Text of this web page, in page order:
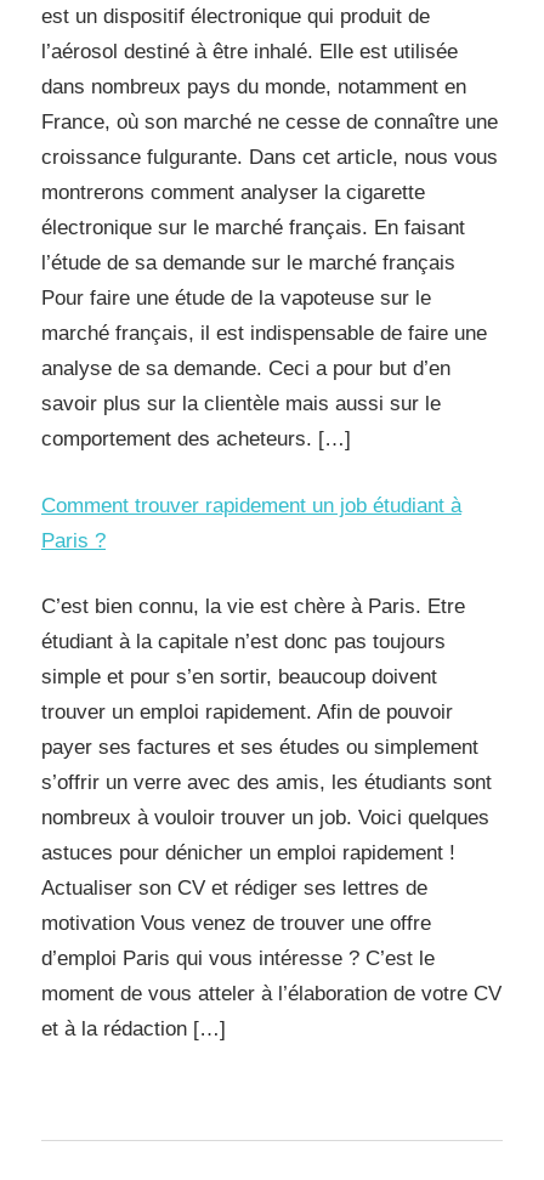
est un dispositif électronique qui produit de
l’aérosol destiné à être inhalé. Elle est utilisée
dans nombreux pays du monde, notamment en
France, où son marché ne cesse de connaître une
croissance fulgurante. Dans cet article, nous vous
montrerons comment analyser la cigarette
électronique sur le marché français. En faisant
l’étude de sa demande sur le marché français
Pour faire une étude de la vapoteuse sur le
marché français, il est indispensable de faire une
analyse de sa demande. Ceci a pour but d’en
savoir plus sur la clientèle mais aussi sur le
comportement des acheteurs. […]
Comment trouver rapidement un job étudiant à
Paris ?
C’est bien connu, la vie est chère à Paris. Etre
étudiant à la capitale n’est donc pas toujours
simple et pour s’en sortir, beaucoup doivent
trouver un emploi rapidement. Afin de pouvoir
payer ses factures et ses études ou simplement
s’offrir un verre avec des amis, les étudiants sont
nombreux à vouloir trouver un job. Voici quelques
astuces pour dénicher un emploi rapidement !
Actualiser son CV et rédiger ses lettres de
motivation Vous venez de trouver une offre
d’emploi Paris qui vous intéresse ? C’est le
moment de vous atteler à l’élaboration de votre CV
et à la rédaction […]